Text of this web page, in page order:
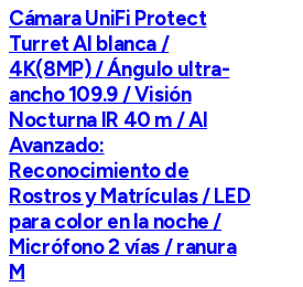
Cámara UniFi Protect
Turret AI blanca /
4K(8MP) / Ángulo ultra-
ancho 109.9 / Visión
Nocturna IR 40 m / AI
Avanzado:
Reconocimiento de
Rostros y Matrículas / LED
para color en la noche /
Micrófono 2 vías / ranura
M